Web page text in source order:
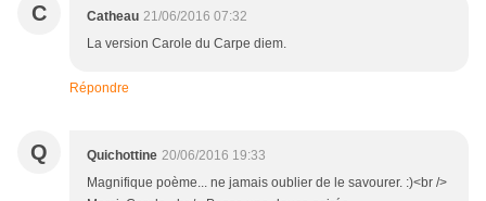
C Catheau 21/06/2016 07:32
La version Carole du Carpe diem.
Répondre
Q Quichottine 20/06/2016 19:33
Magnifique poème... ne jamais oublier de le savourer. :)<br />